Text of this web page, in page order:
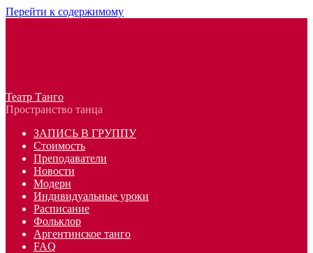
Перейти к содержимому
Театр Танго
Пространство танца
ЗАПИСЬ В ГРУППУ
Стоимость
Преподаватели
Новости
Модерн
Индивидуальные уроки
Расписание
Фольклор
Аргентинское танго
FAQ